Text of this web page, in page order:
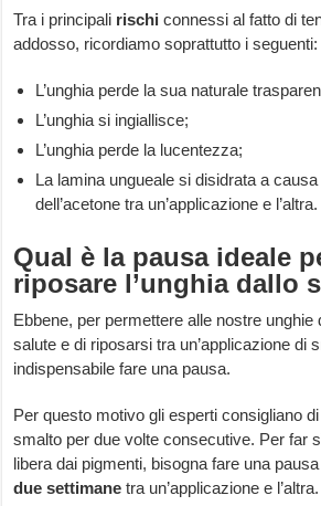
Tra i principali rischi connessi al fatto di
addosso, ricordiamo soprattutto i seguenti:
L’unghia perde la sua naturale
L’unghia si ingiallisce;
L’unghia perde la lucentezza;
La lamina ungueale si disidrata a
dell’acetone tra un’applicazione e l’altra.
Qual è la pausa ideale
riposare l’unghia dallo
Ebbene, per permettere alle nostre unghie
salute e di riposarsi tra un’applicazione di
indispensabile fare una pausa.
Per questo motivo gli esperti consigliano
smalto per due volte consecutive. Per far
libera dai pigmenti, bisogna fare una
due settimane tra un’applicazione e l’altra.